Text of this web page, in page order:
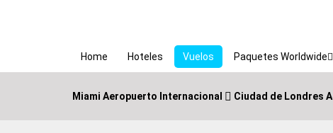
Home Hoteles Vuelos (current)Paquetes Worldwide
Miami Aeropuerto Internacional Ciudad de Londres